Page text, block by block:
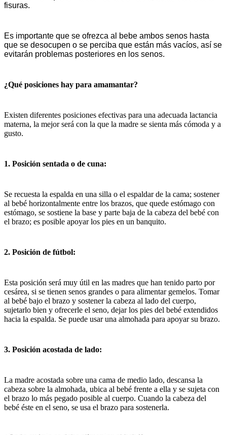
fisuras.
Es importante que se ofrezca al bebe ambos senos hasta
que se desocupen o se perciba que están más vacíos, así se
evitarán problemas posteriores en los senos.
¿Qué posiciones hay para amamantar?
Existen diferentes posiciones efectivas para una adecuada lactancia
materna, la mejor será con la que la madre se sienta más cómoda y a
gusto.
1. Posición sentada o de cuna:
Se recuesta la espalda en una silla o el espaldar de la cama; sostener
al bebé horizontalmente entre los brazos, que quede estómago con
estómago, se sostiene la base y parte baja de la cabeza del bebé con
el brazo; es posible apoyar los pies en un banquito.
2. Posición de fútbol:
Esta posición será muy útil en las madres que han tenido parto por
cesárea, si se tienen senos grandes o para alimentar gemelos. Tomar
al bebé bajo el brazo y sostener la cabeza al lado del cuerpo,
sujetarlo bien y ofrecerle el seno, dejar los pies del bebé extendidos
hacia la espalda. Se puede usar una almohada para apoyar su brazo.
3. Posición acostada de lado:
La madre acostada sobre una cama de medio lado, descansa la
cabeza sobre la almohada, ubica al bebé frente a ella y se sujeta con
el brazo lo más pegado posible al cuerpo. Cuando la cabeza del
bebé éste en el seno, se usa el brazo para sostenerla.